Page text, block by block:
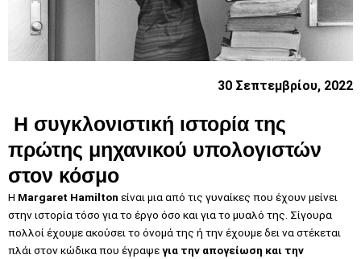
30 Σεπτεμβρίου, 2022
Η συγκλονιστική ιστορία της
πρώτης μηχανικού υπολογιστών
στον κόσμο
Η Margaret Hamilton είναι μια από τις γυναίκες που έχουν μείνει
στην ιστορία τόσο για το έργο όσο και για το μυαλό της. Σίγουρα
πολλοί έχουμε ακούσει το όνομά της ή την έχουμε δει να στέκεται
πλάι στον κώδικα που έγραψεγια την απογείωση και την